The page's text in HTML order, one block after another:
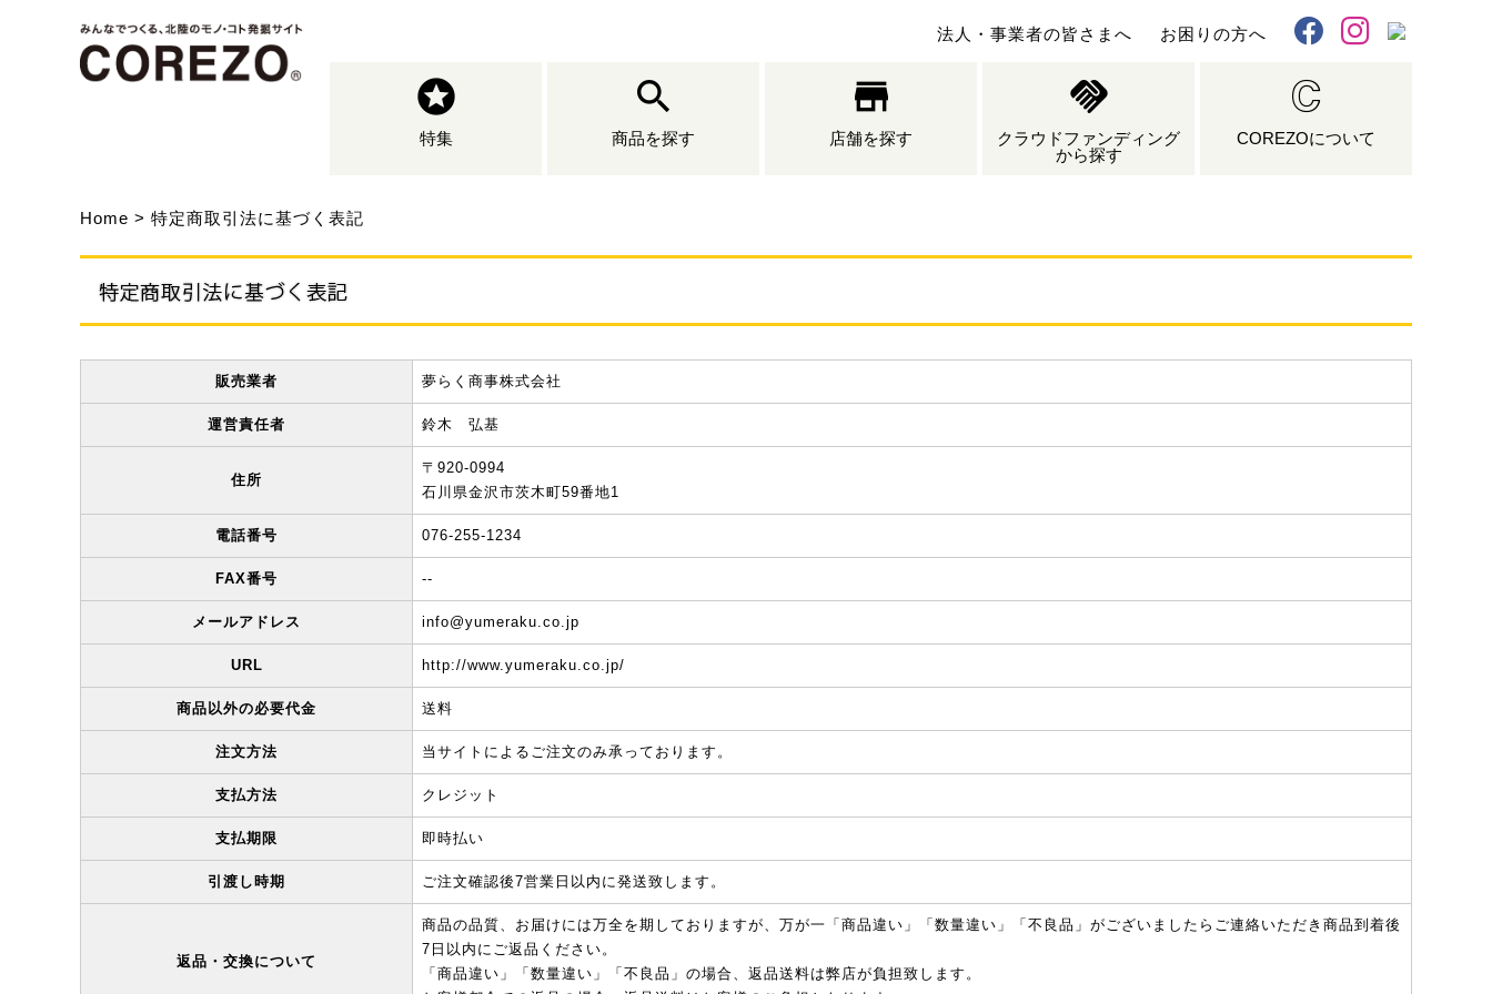
法人・事業者の皆さまへ お困りの方へ
FacebookInstagram
特集 商品を探す 店舗を探す
クラウドファンディング
から探す
COREZOについて
Home 特定商取引法に基づく表記
販売業者 夢らく商事株式会社
運営責任者 鈴木 弘基
住所
〒920-0994
石川県金沢市茨木町59番地1
電話番号 076-255-1234
FAX番号 --
メールアドレス info@yumeraku.co.jp
URL http://www.yumeraku.co.jp/
商品以外の必要代金 送料
注文方法 当サイトによるご注文のみ承っております。
支払方法 クレジット
支払期限 即時払い
引渡し時期 ご注文確認後7営業日以内に発送致します。
返品・交換について
商品の品質、お届けには万全を期しておりますが、万が一「商品違い」「数量違い」「不良品」がございましたらご連絡いただき商品到着後
7日以内にご返品ください。
「商品違い」「数量違い」「不良品」の場合、返品送料は弊店が負担致します。